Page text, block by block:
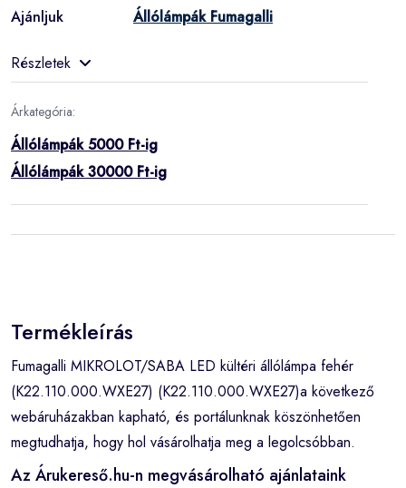
Ajánljuk
Állólámpák Fumagalli
Részletek
Árkategória:
Állólámpák 5000 Ft-ig
Állólámpák 30000 Ft-ig
Termékleírás
Fumagalli MIKROLOT/SABA LED kültéri állólámpa fehér
(K22.110.000.WXE27) (K22.110.000.WXE27)a következő
webáruházakban kapható, és portálunknak köszönhetően
megtudhatja, hogy hol vásárolhatja meg a legolcsóbban.
Az Árukereső.hu-n megvásárolható ajánlataink